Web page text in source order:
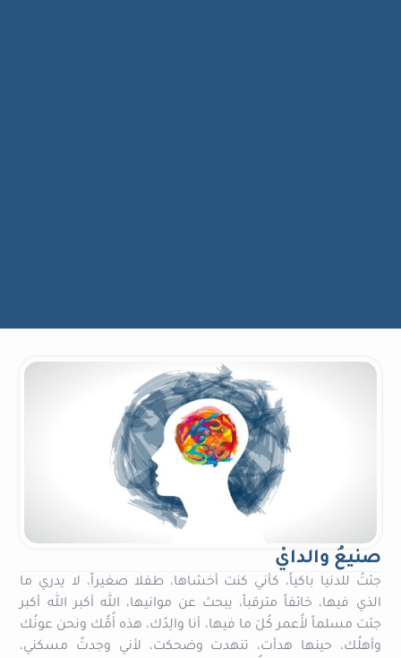
صنيعُ والدايْ
جئتُ للدنيا باكياً، كأني كنت أخشاها، طفلا صغيراً، لا يدري ما
الذي فيها، خائفاً مترقباً، يبحث عن موانيها، الله أكبر الله أكبر
جئت مسلماً لأُعمر كُلَ ما فيها، أنا والِدُك، هذه أُمُّك ونحن عونُك
وأهلُك، حينها هدأت، تنهدت وضحكت، لأني وجدتُ مسكني،